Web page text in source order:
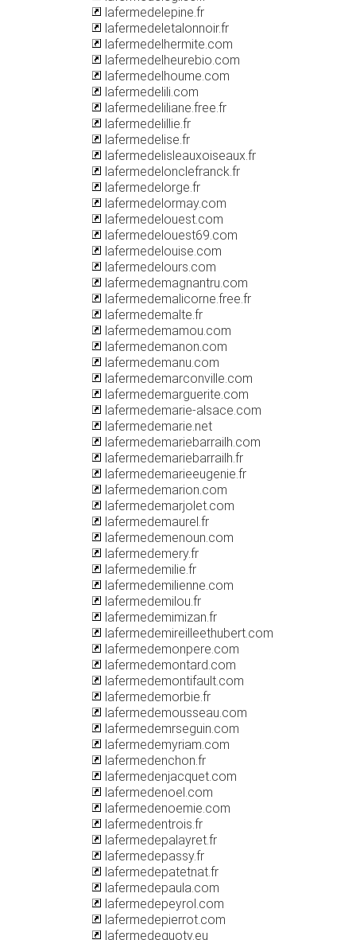
lafermedelepine.fr
lafermedeletalonnoir.fr
lafermedelhermite.com
lafermedelheurebio.com
lafermedelhoume.com
lafermedelili.com
lafermedeliliane.free.fr
lafermedelillie.fr
lafermedelise.fr
lafermedelisleauxoiseaux.fr
lafermedelonclefranck.fr
lafermedelorge.fr
lafermedelormay.com
lafermedelouest.com
lafermedelouest69.com
lafermedelouise.com
lafermedelours.com
lafermedemagnantru.com
lafermedemalicorne.free.fr
lafermedemalte.fr
lafermedemamou.com
lafermedemanon.com
lafermedemanu.com
lafermedemarconville.com
lafermedemarguerite.com
lafermedemarie-alsace.com
lafermedemarie.net
lafermedemariebarrailh.com
lafermedemariebarrailh.fr
lafermedemarieeugenie.fr
lafermedemarion.com
lafermedemarjolet.com
lafermedemaurel.fr
lafermedemenoun.com
lafermedemery.fr
lafermedemilie.fr
lafermedemilienne.com
lafermedemilou.fr
lafermedemimizan.fr
lafermedemireilleethubert.com
lafermedemonpere.com
lafermedemontard.com
lafermedemontifault.com
lafermedemorbie.fr
lafermedemousseau.com
lafermedemrseguin.com
lafermedemyriam.com
lafermedenchon.fr
lafermedenjacquet.com
lafermedenoel.com
lafermedenoemie.com
lafermedentrois.fr
lafermedepalayret.fr
lafermedepassy.fr
lafermedepatetnat.fr
lafermedepaula.com
lafermedepeyrol.com
lafermedepierrot.com
lafermedequoty.eu